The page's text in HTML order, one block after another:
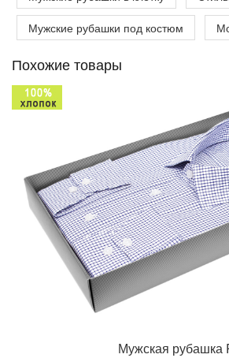
Мужские рубашки под костюм
Похожие товары
Мужская рубашка